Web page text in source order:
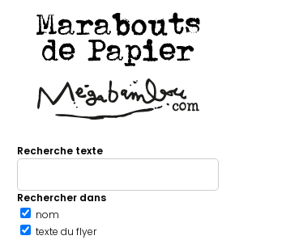
Marabouts
de Papier
Recherche texte
Rechercher dans
nom
texte du flyer